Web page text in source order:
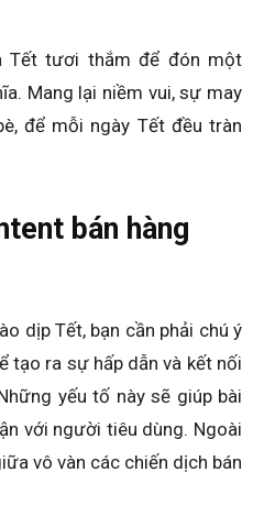
Tết tươi thắm để đón một
Mang lại niềm vui, sự may
để mỗi ngày Tết đều tràn
bán hàng
dịp Tết, bạn cần phải chú ý
tạo ra sự hấp dẫn và kết nối
yếu tố này sẽ giúp bài
với người tiêu dùng. Ngoài
vô vàn các chiến dịch bán